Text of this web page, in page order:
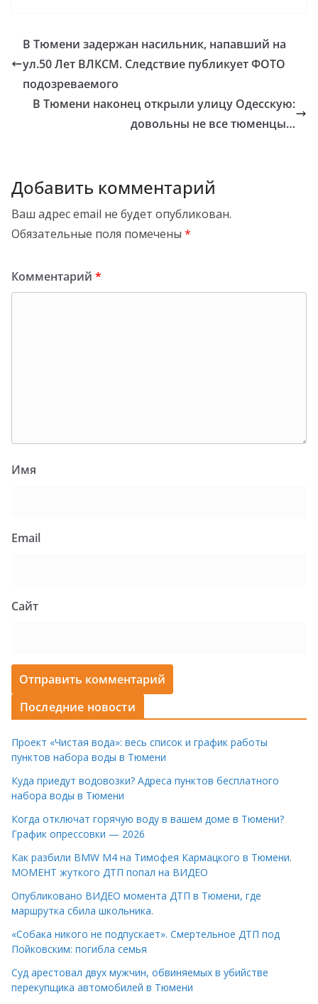
В Тюмени задержан насильник, напавший на
ул.50 Лет ВЛКСМ. Следствие публикует ФОТО
подозреваемого
В Тюмени наконец открыли улицу Одесскую:
довольны не все тюменцы…
Добавить комментарий
Ваш адрес email не будет опубликован.
Обязательные поля помечены *
Комментарий *
Имя
Email
Сайт
Последние новости
Проект «Чистая вода»: весь список и график работы
пунктов набора воды в Тюмени
Куда приедут водовозки? Адреса пунктов бесплатного
набора воды в Тюмени
Когда отключат горячую воду в вашем доме в Тюмени?
График опрессовки — 2026
Как разбили BMW M4 на Тимофея Кармацкого в Тюмени.
МОМЕНТ жуткого ДТП попал на ВИДЕО
Опубликовано ВИДЕО момента ДТП в Тюмени, где
маршрутка сбила школьника.
«Собака никого не подпускает». Смертельное ДТП под
Пойковским: погибла семья
Суд арестовал двух мужчин, обвиняемых в убийстве
перекупщика автомобилей в Тюмени